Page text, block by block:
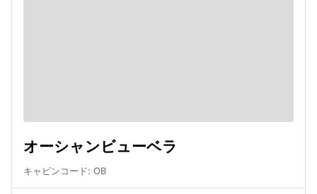
オーシャンビューベラ
キャビンコード: OB